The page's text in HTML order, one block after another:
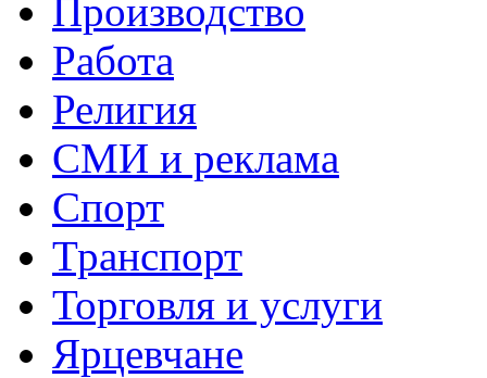
Производство
Работа
Религия
СМИ и реклама
Спорт
Транспорт
Торговля и услуги
Ярцевчане